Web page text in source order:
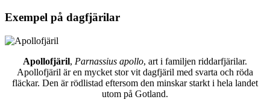
Exempel på dagfjärilar
Apollofjäril, Parnassius apollo, art i familjen riddarfjärilar.
Apollofjäril är en mycket stor vit dagfjäril med svarta och röda
fläckar. Den är rödlistad eftersom den minskar starkt i hela landet
utom på Gotland.